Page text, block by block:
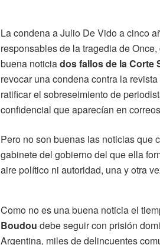
La condena a Julio De Vido a cinco
responsables de la tragedia de
buena noticiados fallos de la Corte
revocar una condena contra la
ratificar el sobreseimiento de
confidencial que aparecían en
Pero no son buenas las noticias que
gabinete del gobierno del que ella
aire político ni autoridad, una y otra
Como no es una buena noticia el
Boudoudebe seguir con prisión
Argentina, miles de delincuentes